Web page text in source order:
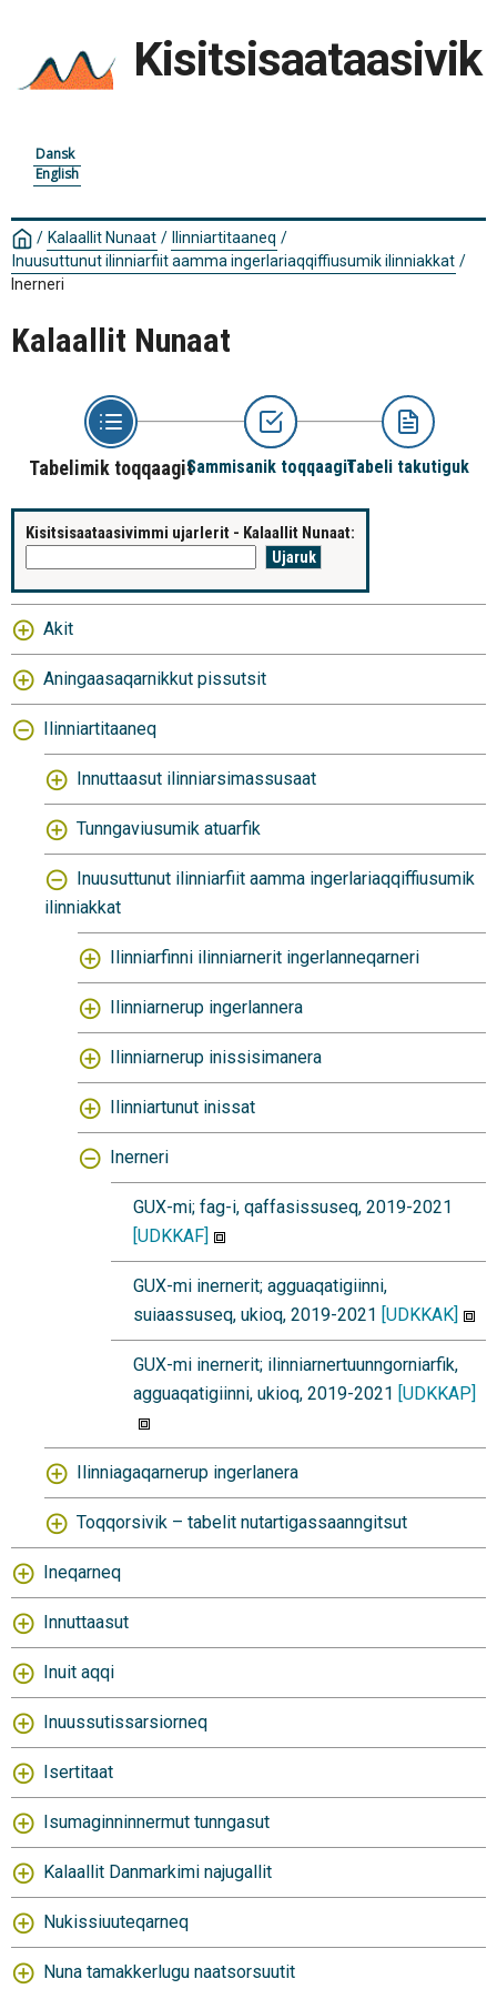
Kisitsisaataasivik
Dansk
English
/ Kalaallit Nunaat / Ilinniartitaaneq /
Inuusuttunut ilinniarfiit aamma ingerlariaqqiffiusumik ilinniakkat /
Inerneri
Kalaallit Nunaat
Tabelimik toqqaagitSammisanik toqqaagitTabeli takutiguk
Kisitsisaataasivimmi ujarlerit - Kalaallit Nunaat:
Akit
Aningaasaqarnikkut pissutsit
Ilinniartitaaneq
Innuttaasut ilinniarsimassusaat
Tunngaviusumik atuarfik
Inuusuttunut ilinniarfiit aamma ingerlariaqqiffiusumik
ilinniakkat
Ilinniarfinni ilinniarnerit ingerlanneqarneri
Ilinniarnerup ingerlannera
Ilinniarnerup inissisimanera
Ilinniartunut inissat
Inerneri
GUX-mi; fag-i, qaffasissuseq, 2019-2021
[UDKKAF]
GUX-mi inernerit; agguaqatigiinni,
suiaassuseq, ukioq, 2019-2021 [UDKKAK]
GUX-mi inernerit; ilinniarnertuunngorniarfik,
agguaqatigiinni, ukioq, 2019-2021 [UDKKAP]
Ilinniagaqarnerup ingerlanera
Toqqorsivik – tabelit nutartigassaanngitsut
Ineqarneq
Innuttaasut
Inuit aqqi
Inuussutissarsiorneq
Isertitaat
Isumaginninnermut tunngasut
Kalaallit Danmarkimi najugallit
Nukissiuuteqarneq
Nuna tamakkerlugu naatsorsuutit